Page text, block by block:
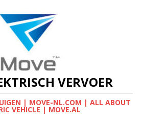
VERVOER
| MOVE-NL.COM | ALL ABOUT
VEHICLE | MOVE.AL